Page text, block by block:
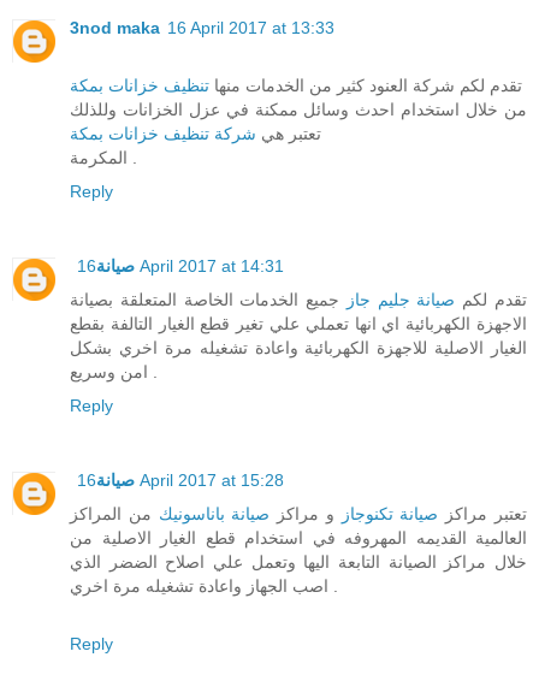
3nod maka 16 April 2017 at 13:33
تقدم لكم شركة العنود كثير من الخدمات منها تنظيف خزانات بمكة
من خلال استخدام احدث وسائل ممكنة في عزل الخزانات وللذلك
تعتبر هي شركة تنظيف خزانات بمكة
المكرمة .
Reply
صيانة 16 April 2017 at 14:31
تقدم لكم صيانة جليم جاز جميع الخدمات الخاصة المتعلقة بصيانة
الاجهزة الكهربائية اي انها تعملي علي تغير قطع الغيار التالفة بقطع
الغيار الاصلية للاجهزة الكهربائية واعادة تشغيله مرة اخري بشكل
امن وسريع .
Reply
صيانة 16 April 2017 at 15:28
تعتبر مراكز صيانة تكنوجاز و مراكز صيانة باناسونيك من المراكز
العالمية القديمه المهروفه في استخدام قطع الغيار الاصلية من
خلال مراكز الصيانة التابعة اليها وتعمل علي اصلاح الضضر الذي
اصب الجهاز واعادة تشغيله مرة اخري .
Reply